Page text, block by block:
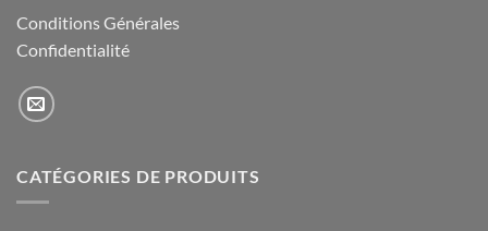
Conditions Générales
Confidentialité
CATÉGORIES DE PRODUITS